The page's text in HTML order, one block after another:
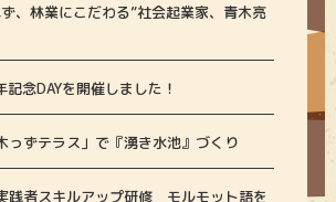
、林業にこだわる”社会起業家、青木亮
念DAYを開催しました！
っずテラス」で『湧き水池』づくり
践者スキルアップ研修 モルモット語を